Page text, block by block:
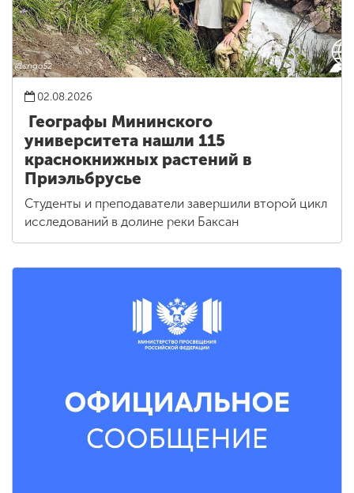
02.08.2026
Географы Мининского
университета нашли 115
краснокнижных растений в
Приэльбрусье
Студенты и преподаватели завершили второй цикл
исследований в долине реки Баксан